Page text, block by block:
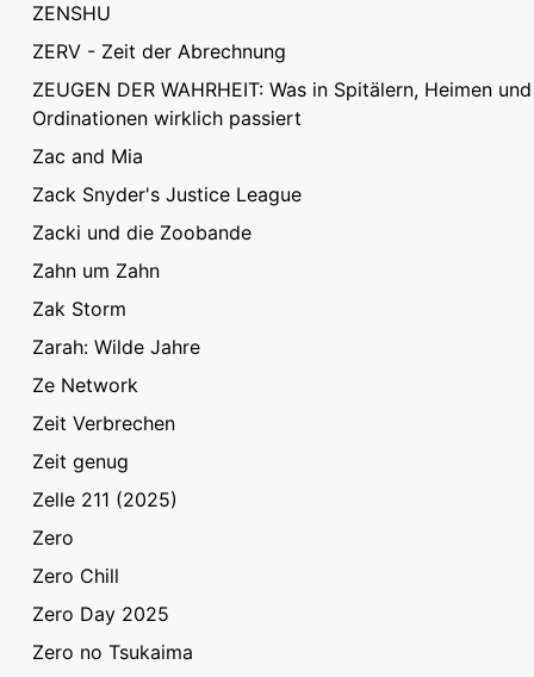
ZENSHU
ZERV - Zeit der Abrechnung
ZEUGEN DER WAHRHEIT: Was in Spitälern, Heimen und
Ordinationen wirklich passiert
Zac and Mia
Zack Snyder's Justice League
Zacki und die Zoobande
Zahn um Zahn
Zak Storm
Zarah: Wilde Jahre
Ze Network
Zeit Verbrechen
Zeit genug
Zelle 211 (2025)
Zero
Zero Chill
Zero Day 2025
Zero no Tsukaima